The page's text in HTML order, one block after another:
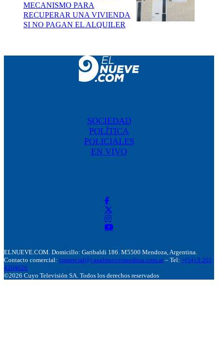
MECANISMO PARA
RECUPERAR UNA VIVIENDA
SI NO PAGAN EL ALQUILER
SOCIEDAD
POLÍTICA
POLICIALES
EN VIVO
ELNUEVE.COM. Domicillo: Garibaldi 186. M5500 Mendoza, Argentina.
Contacto comercial: comercial@canalnuevemendoza.com.ar – Tel: +(54) 9 261
4204020
©2026 Cuyo Televisión SA. Todos los derechos reservados